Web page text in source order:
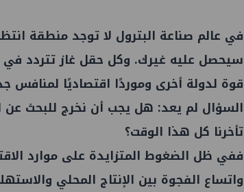
في عالم صناعة البترول لا توجد منطقة
سيحصل عليه غيرك. وكل حقل غاز تتردد في
قوة لدولة أخرى وموردًا اقتصاديًا لمنافس
السؤال لم يعد: هل يجب أن نخرج للبحث عن
تأخرنا كل هذا الوقت؟
ففي ظل الضغوط المتزايدة على موارد
واتساع الفجوة بين الإنتاج المحلي